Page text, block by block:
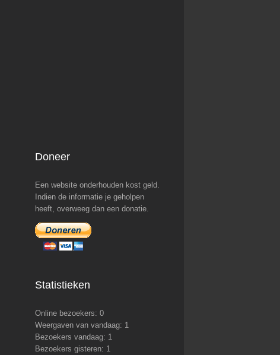
Doneer
Een website onderhouden kost geld.
Indien de informatie je geholpen
heeft, overweeg dan een donatie.
Statistieken
Online bezoekers:0
Weergaven van vandaag: 1
Bezoekers vandaag: 1
Bezoekers gisteren: 1